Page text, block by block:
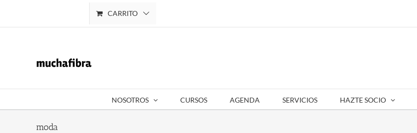
CARRITO
NOSOTROS CURSOS AGENDA SERVICIOS HAZTE SOCIO
moda